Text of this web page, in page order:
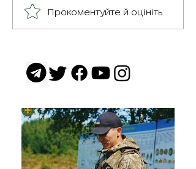
Герої серед нас: медик
Хітмен
Прокоментуйте й оцініть